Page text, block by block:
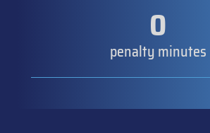
0
penalty minutes